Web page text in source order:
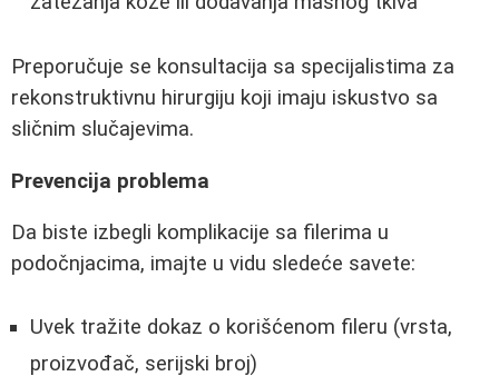
Preporučuje se konsultacija sa specijalistima za
rekonstruktivnu hirurgiju koji imaju iskustvo sa
sličnim slučajevima.
Prevencija problema
Da biste izbegli komplikacije sa filerima u
podočnjacima, imajte u vidu sledeće savete:
Uvek tražite dokaz o korišćenom fileru (vrsta,
proizvođač, serijski broj)